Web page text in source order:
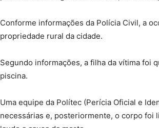
Conforme informações da Polícia Civil, a
propriedade rural da cidade.
Segundo informações, a filha da vítima foi
piscina.
Uma equipe da Polítec (Perícia Oficial e
necessárias e, posteriormente, o corpo foi